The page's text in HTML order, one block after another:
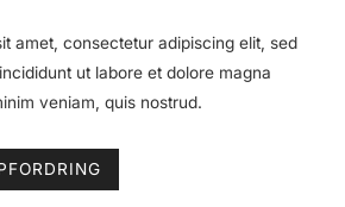
amet, consectetur adipiscing elit, sed
ut labore et dolore magna
veniam, quis nostrud.